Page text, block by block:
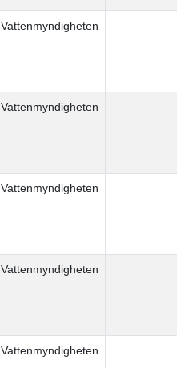
Vattenmyndigheten
Vattenmyndigheten
Vattenmyndigheten
Vattenmyndigheten
Vattenmyndigheten